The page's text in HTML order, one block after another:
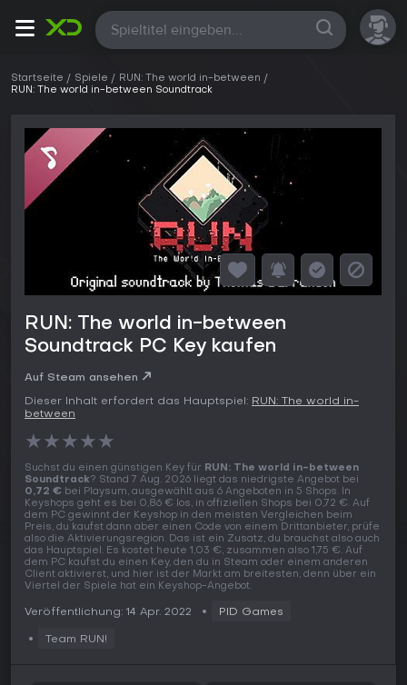
Alle
Startseite Spiele
RUN: The world in-between
RUN: The world in-between Soundtrack
RUN: The world in-between
Soundtrack PC Key kaufen
Auf Steam ansehen
Dieser Inhalt erfordert das Hauptspiel: RUN: The world in-
between
★★★★★
Suchst du einen günstigen Key für RUN: The world in-between
Soundtrack? Stand 7 Aug. 2026 liegt das niedrigste Angebot bei
0,72 € bei Playsum, ausgewählt aus 6 Angeboten in 5 Shops. In
Keyshops geht es bei 0,86 € los, in offiziellen Shops bei 0,72 €. Auf
dem PC gewinnt der Keyshop in den meisten Vergleichen beim
Preis, du kaufst dann aber einen Code von einem Drittanbieter, prüfe
also die Aktivierungsregion. Das ist ein Zusatz, du brauchst also auch
das Hauptspiel. Es kostet heute 1,03 €, zusammen also 1,75 €. Auf
dem PC kaufst du einen Key, den du in Steam oder einem anderen
Client aktivierst, und hier ist der Markt am breitesten, denn über ein
Viertel der Spiele hat ein Keyshop-Angebot.
Veröffentlichung: 14 Apr. 2022 PID Games
Team RUN!